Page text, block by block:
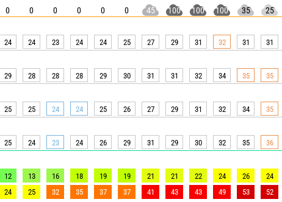
0 0 0 0 0 0 45 100 100 100 35 25
24 24 23 24 24 25 27 29 31 32 31 31
29 28 28 28 29 30 31 31 32 34 35 35
25 25 24 24 25 26 27 29 31 32 34 35
25 24 23 24 26 29 31 29 30 32 35 36
12 13 16 18 19 19 21 21 22 24 26 24
24 25 32 35 37 37 41 43 43 49 53 52